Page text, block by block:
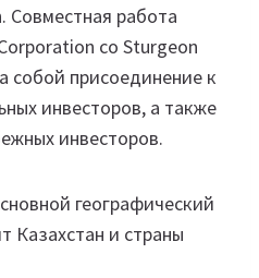
Совместная работа
со Sturgeon
собой присоединение к
инвесторов, а также
инвесторов.
географический
Казахстан и страны